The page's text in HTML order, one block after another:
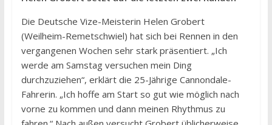
Die Deutsche Vize-Meisterin Helen Grobert
(Weilheim-Remetschwiel) hat sich bei Rennen in den
vergangenen Wochen sehr stark präsentiert. „Ich
werde am Samstag versuchen mein Ding
durchzuziehen“, erklärt die 25-Jährige Cannondale-
Fahrerin. „Ich hoffe am Start so gut wie möglich nach
vorne zu kommen und dann meinen Rhythmus zu